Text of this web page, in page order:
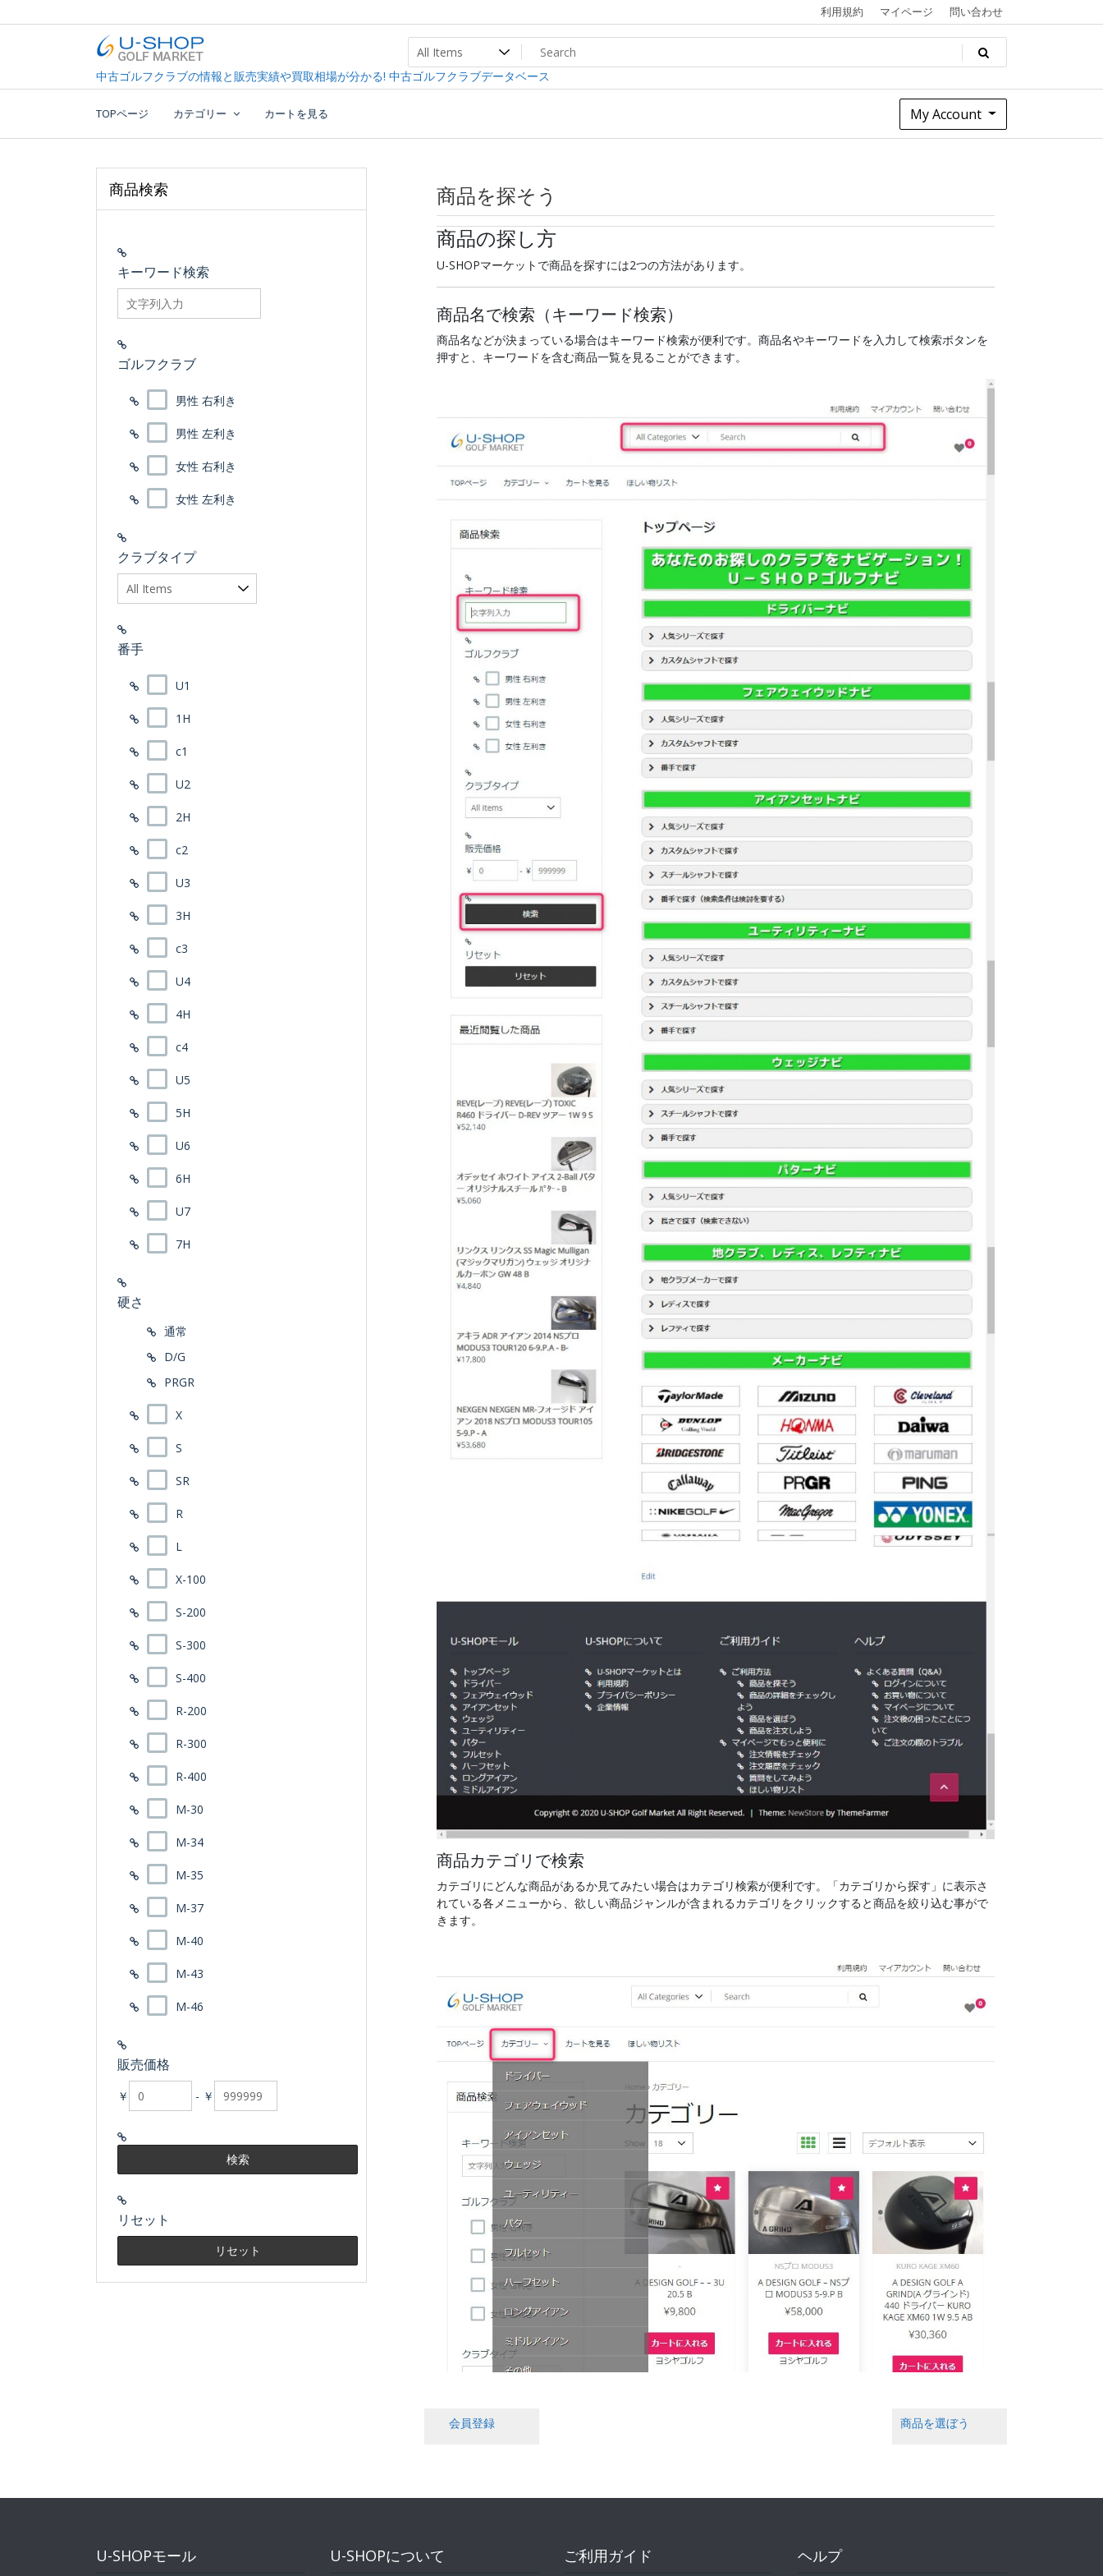
to
利用規約 マイページ 問い合わせ
U-SHOP Golf Market dev
中古ゴルフクラブ最大級！U-SHOPゴルフマーケット
中古ゴルフクラブの情報と販売実績や買取相場が分かる! 中古ゴルフクラブデータベース
TOPページ カテゴリー カートを見る My Account
商品を探そう
商品の探し方
U-SHOPマーケットで商品を探すには2つの方法があります。
商品名で検索（キーワード検索）
商品名などが決まっている場合はキーワード検索が便利です。商品名やキーワードを入力して検索ボタンを
押すと、キーワードを含む商品一覧を見ることができます。
商品カテゴリで検索
カテゴリにどんな商品があるか見てみたい場合はカテゴリ検索が便利です。「カテゴリから探す」に表示さ
れている各メニューから、欲しい商品ジャンルが含まれるカテゴリをクリックすると商品を絞り込む事がで
きます。
会員登録 商品を選ぼう
商品検索
キーワード検索
searchfilter_pro
ゴルフクラブ
男性 右利き
男性 左利き
女性 右利き
女性 左利き
クラブタイプ
番手
U1
1H
c1
U2
2H
c2
U3
3H
c3
U4
4H
c4
U5
5H
U6
6H
U7
7H
硬さ
通常
D/G
PRGR
X
S
SR
R
L
X-100
S-200
S-300
S-400
R-200
R-300
R-400
M-30
M-34
M-35
M-37
M-40
M-43
M-46
販売価格
￥ - ￥
リセット
U-SHOPモール U-SHOPについて ご利用ガイド ヘルプ